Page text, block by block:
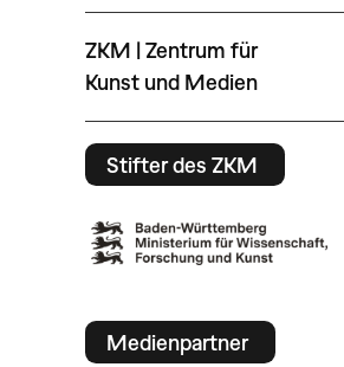
ZKM | Zentrum für
Kunst und Medien
Stifter des ZKM
Medienpartner